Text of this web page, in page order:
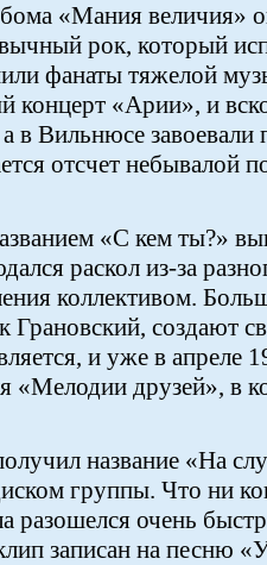
«Мания величия»
рок, который
фанаты тяжелой
концерт «Арии», и
в Вильнюсе завоевали
отсчет небывалой
«С кем ты?»
раскол из-за
коллективом.
Грановский, создают
и уже в апреле
«Мелодии друзей», в
название «На
группы. Что ни
разошелся очень
записан на песню